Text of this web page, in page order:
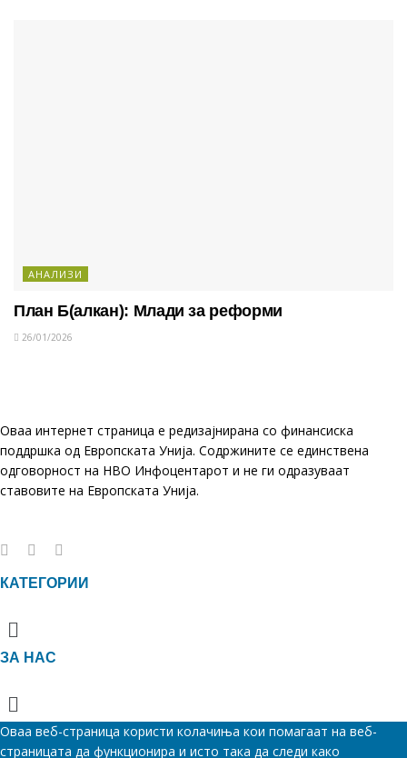
АНАЛИЗИ
План Б(алкан): Млади за реформи
26/01/2026
Оваа интернет страница е редизајнирана со финансиска
поддршка од Европската Унија. Содржините се единствена
одговорност на НВО Инфоцентарот и не ги одразуваат
ставовите на Европската Унија.
КАТЕГОРИИ
Menu
ЗА НАС
Menu
Оваа веб-страница користи колачиња кои помагаат на веб-
страницата да функционира и исто така да следи како